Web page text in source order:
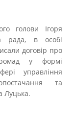
голови Ігоря
рада, в особі
договір про
у формі
управління
та
Луцька.